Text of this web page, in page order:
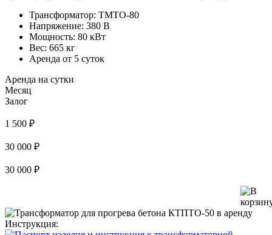
Трансформатор: ТМТО-80
Напряжение: 380 В
Мощность: 80 кВт
Вес: 665 кг
Аренда от 5 суток
Аренда на сутки
Месяц
Залог
1 500 ₽
30 000 ₽
30 000 ₽
Инструкция: